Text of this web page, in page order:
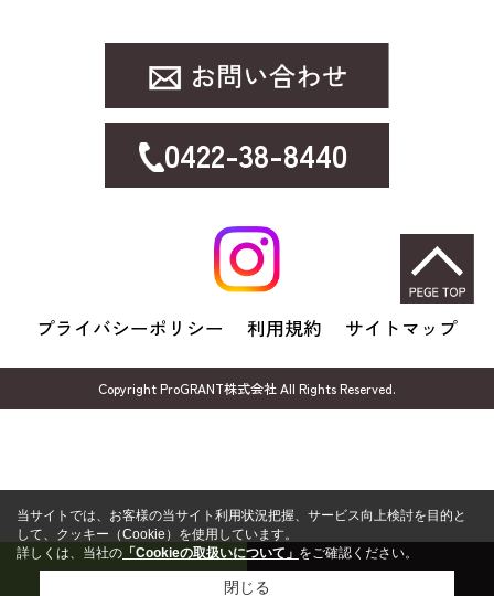
0422-38-8440
プライバシーポリシー 利用規約 サイトマップ
Copyright ProGRANT株式会社 All Rights Reserved.
当サイトでは、お客様の当サイト利用状況把握、サービス向上検討を目的と
して、クッキー（Cookie）を使用しています。
詳しくは、当社の 「Cookieの取扱いについて」 をご確認ください。
閉じる